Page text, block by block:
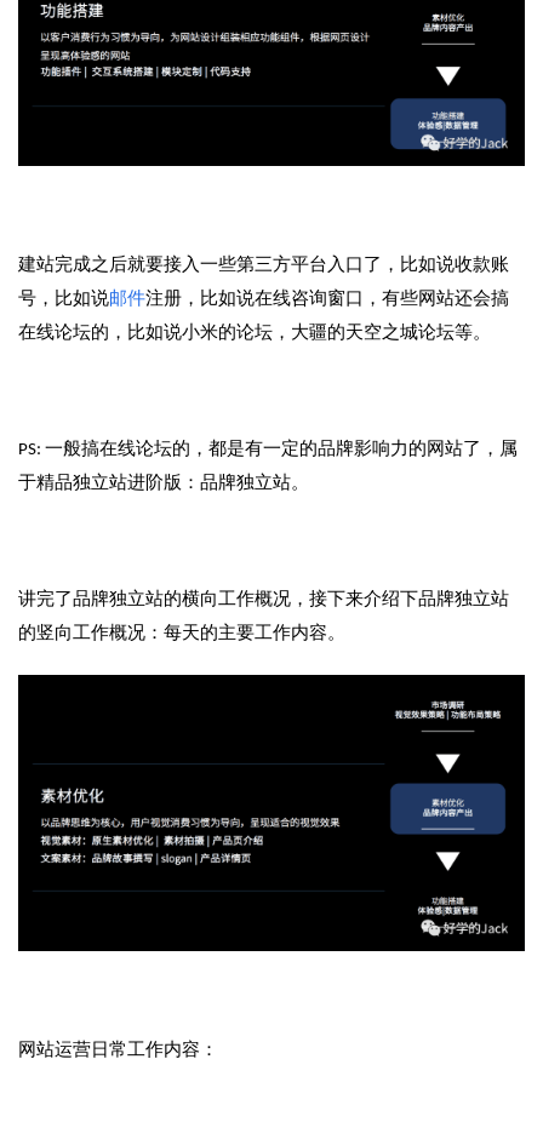
建站完成之后就要接入一些第三方平台入口了，比如说收款账
号，比如说邮件注册，比如说在线咨询窗口，有些网站还会搞
在线论坛的，比如说小米的论坛，大疆的天空之城论坛等。
PS: 一般搞在线论坛的，都是有一定的品牌影响力的网站了，属
于精品独立站进阶版：品牌独立站。
讲完了品牌独立站的横向工作概况，接下来介绍下品牌独立站
的竖向工作概况：每天的主要工作内容。
网站运营日常工作内容：